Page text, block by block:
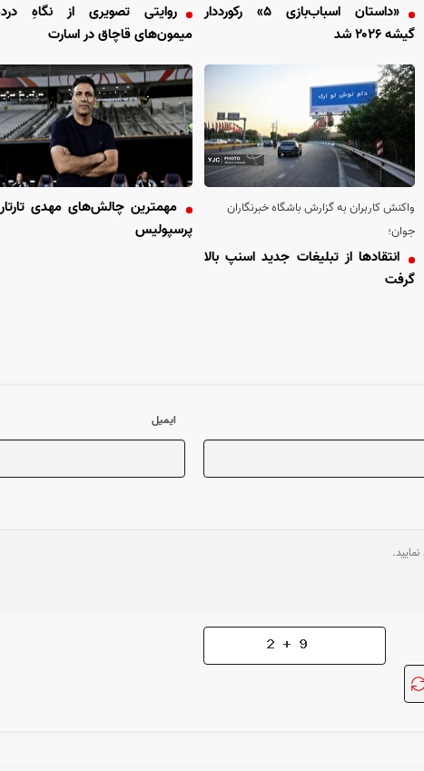
«داستان اسباب‌بازی ۵» رکورددار
گیشه ۲۰۲۶ شد
روایتی تصویری از نگاهِ
میمون‌های قاچاق در اسارت
واکنش کاربران به گزارش باشگاه خبرنگاران
جوان؛
انتقاد‌ها از تبلیغات جدید اسنپ بالا
گرفت
مهمترین چالش‌های مهدی
پرسپولیس
ایمیل